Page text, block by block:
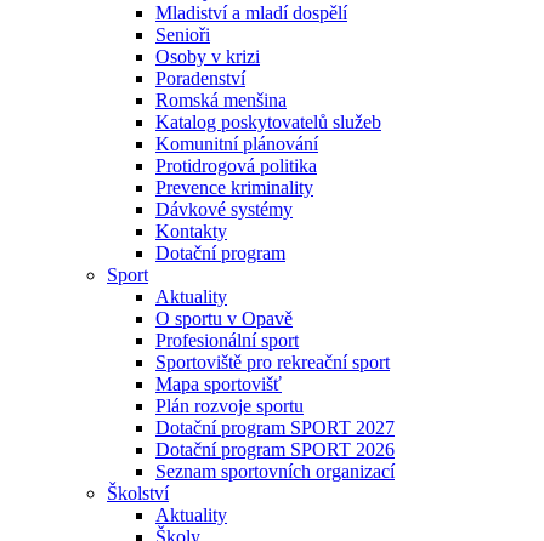
Mladiství a mladí dospělí
Senioři
Osoby v krizi
Poradenství
Romská menšina
Katalog poskytovatelů služeb
Komunitní plánování
Protidrogová politika
Prevence kriminality
Dávkové systémy
Kontakty
Dotační program
Sport
Aktuality
O sportu v Opavě
Profesionální sport
Sportoviště pro rekreační sport
Mapa sportovišť
Plán rozvoje sportu
Dotační program SPORT 2027
Dotační program SPORT 2026
Seznam sportovních organizací
Školství
Aktuality